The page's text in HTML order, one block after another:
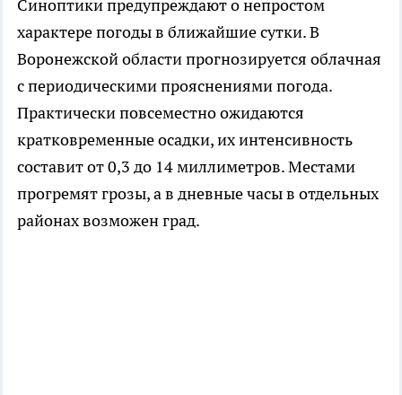
Синоптики предупреждают о непростом
характере погоды в ближайшие сутки. В
Воронежской области прогнозируется облачная
с периодическими прояснениями погода.
Практически повсеместно ожидаются
кратковременные осадки, их интенсивность
составит от 0,3 до 14 миллиметров. Местами
прогремят грозы, а в дневные часы в отдельных
районах возможен град.